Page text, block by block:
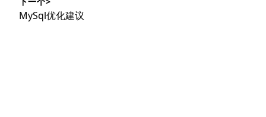
航
文
章：
下
MySql优化建议